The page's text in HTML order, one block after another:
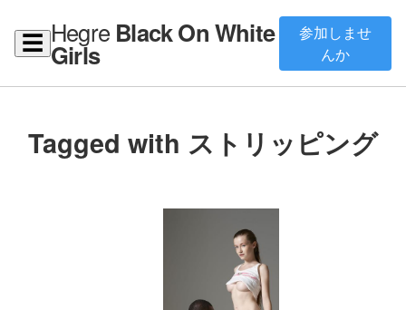
☰ Hegre Black On White
Girls
参加しませ
んか
Tagged with ストリッピング